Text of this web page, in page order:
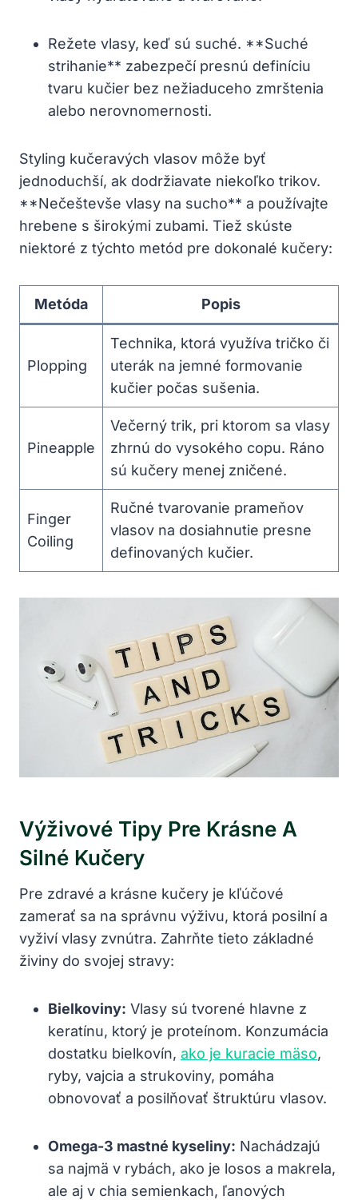
Režete vlasy, keď ​sú suché. **Suché ​
strihanie** zabezpečí presnú definíciu ​
tvaru kučier bez nežiaduceho zmrštenia
alebo nerovnomernosti.
Styling kučeravých vlasov môže​ byť
jednoduchší, ak dodržiavate niekoľko trikov.
**Nečeštevše vlasy na sucho** a používajte
hrebene s širokými ⁢zubami. Tiež skúste
niektoré z⁤ týchto metód pre dokonalé kučery:
Metóda Popis
Plopping
Technika, ktorá využíva tričko či​
uterák⁣ na jemné formovanie
kučier⁤ počas​ sušenia.
Pineapple
Večerný trik, pri ktorom sa vlasy
zhrnú ⁤do vysokého copu. Ráno
sú kučery menej zničené.
Finger
⁣Coiling
Ručné tvarovanie prameňov​
vlasov na⁤ dosiahnutie presne
definovaných kučier.
Výživové Tipy Pre Krásne A​
Silné Kučery
Pre zdravé a krásne kučery je kľúčové
zamerať sa na správnu výživu, ktorá posilní a
vyživí vlasy zvnútra. Zahrňte tieto‌ základné
živiny do ‍svojej stravy:
Bielkoviny: Vlasy sú tvorené hlavne z
‍keratínu, ktorý je proteínom. Konzumácia
dostatku bielkovín, ako je kuracie mäso,
ryby, vajcia a strukoviny,​ pomáha
obnovovať a posilňovať štruktúru vlasov.
Omega-3 mastné kyseliny: Nachádzajú
sa ⁤najmä v rybách, ako je losos a makrela,
ale ⁣aj v chia semienkach, ľanových